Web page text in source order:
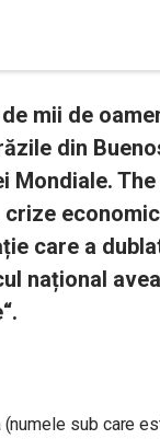
mii de
din
Mondiale.
crize
care a
național
sub care